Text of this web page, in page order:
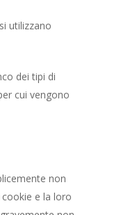
utilizzano
dei tipi di
cui vengono
non
cookie e la loro